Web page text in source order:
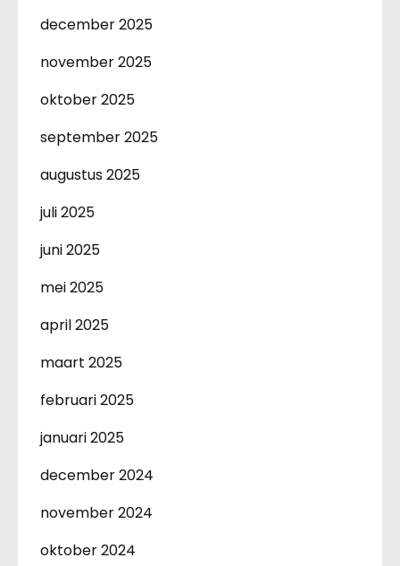
december 2025
november 2025
oktober 2025
september 2025
augustus 2025
juli 2025
juni 2025
mei 2025
april 2025
maart 2025
februari 2025
januari 2025
december 2024
november 2024
oktober 2024